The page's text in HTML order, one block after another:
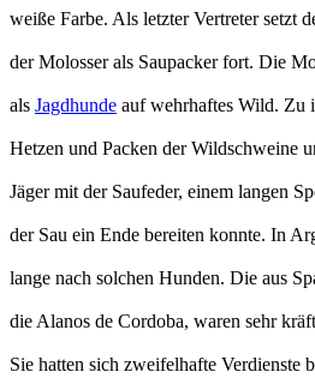
weiße Farbe. Als letzter Vertreter setzt
der Molosser als Saupacker fort. Die
als Jagdhunde auf wehrhaftes Wild. Zu
Hetzen und Packen der Wildschweine
Jäger mit der Saufeder, einem langen
der Sau ein Ende bereiten konnte. In
lange nach solchen Hunden. Die aus
die Alanos de Cordoba, waren sehr
Sie hatten sich zweifelhafte Verdienste